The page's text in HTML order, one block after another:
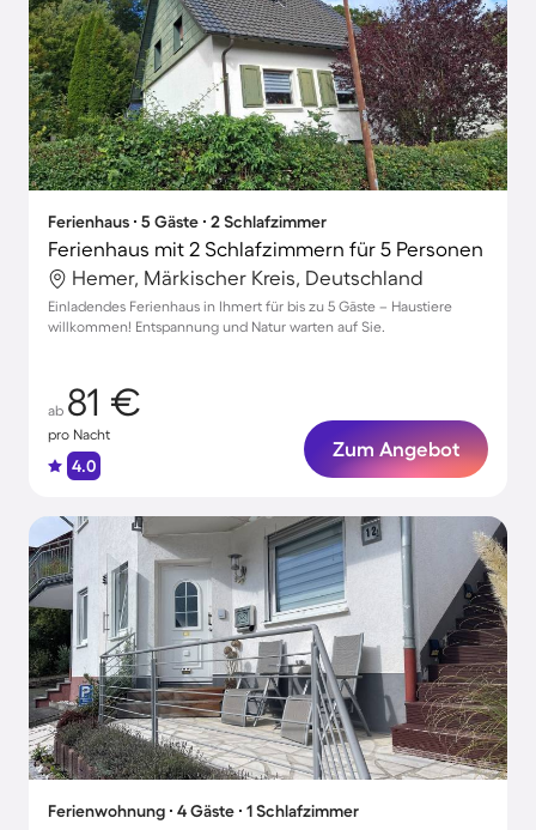
Ferienhaus ∙ 5 Gäste ∙ 2 Schlafzimmer
Ferienhaus mit 2 Schlafzimmern für 5 Personen
Hemer, Märkischer Kreis, Deutschland
Einladendes Ferienhaus in Ihmert für bis zu 5 Gäste – Haustiere
willkommen! Entspannung und Natur warten auf Sie.
ab 81 €
pro Nacht
4.0
Zum Angebot
Ferienwohnung ∙ 4 Gäste ∙ 1 Schlafzimmer